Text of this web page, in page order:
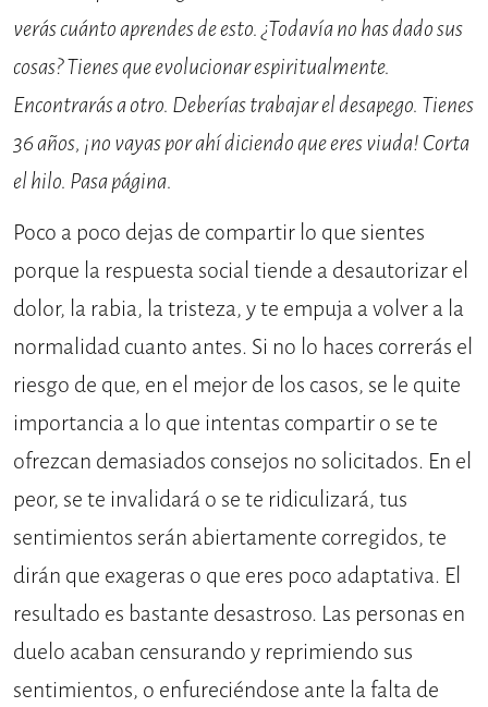
verás cuánto aprendes de esto. ¿Todavía no has dado sus
cosas? Tienes que evolucionar espiritualmente.
Encontrarás a otro. Deberías trabajar el desapego. Tienes
36 años, ¡no vayas por ahí diciendo que eres viuda! Corta
el hilo. Pasa página.
Poco a poco dejas de compartir lo que sientes
porque la respuesta social tiende a desautorizar el
dolor, la rabia, la tristeza, y te empuja a volver a la
normalidad cuanto antes. Si no lo haces correrás el
riesgo de que, en el mejor de los casos, se le quite
importancia a lo que intentas compartir o se te
ofrezcan demasiados consejos no solicitados. En el
peor, se te invalidará o se te ridiculizará, tus
sentimientos serán abiertamente corregidos, te
dirán que exageras o que eres poco adaptativa. El
resultado es bastante desastroso. Las personas en
duelo acaban censurando y reprimiendo sus
sentimientos, o enfureciéndose ante la falta de